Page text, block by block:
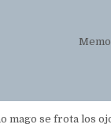
mago se frota los